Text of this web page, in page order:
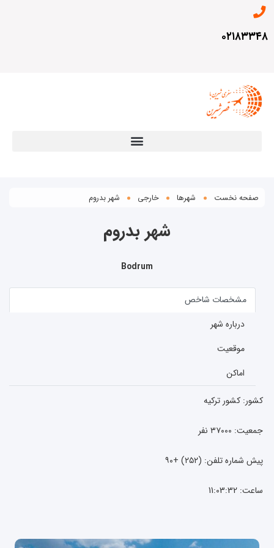
۰۲۱۸۳۳۴۸
صفحه نخست شهرها خارجی شهر بدروم
شهر بدروم
Bodrum
مشخصات شاخص
درباره شهر
موقعیت
اماکن
کشور: کشور ترکیه
جمعیت: ۳۷۰۰۰ نفر
پیش شماره تلفن: (۲۵۲) +۹۰
ساعت: 11:03:33